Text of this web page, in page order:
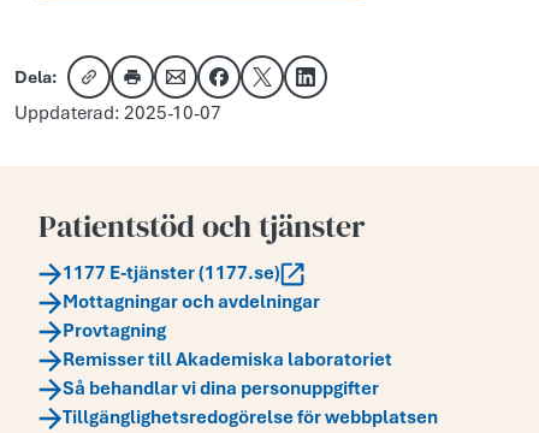
Dela:
Kopiera länk
Skriv utDela via e-post
Dela på Facebook
Dela på XDela på LinkedIn
Uppdaterad: 2025-10-07
Patientstöd och tjänster
1177 E-tjänster (1177.se)
Mottagningar och avdelningar
Provtagning
Remisser till Akademiska laboratoriet
Så behandlar vi dina personuppgifter
Tillgänglighetsredogörelse för webbplatsen